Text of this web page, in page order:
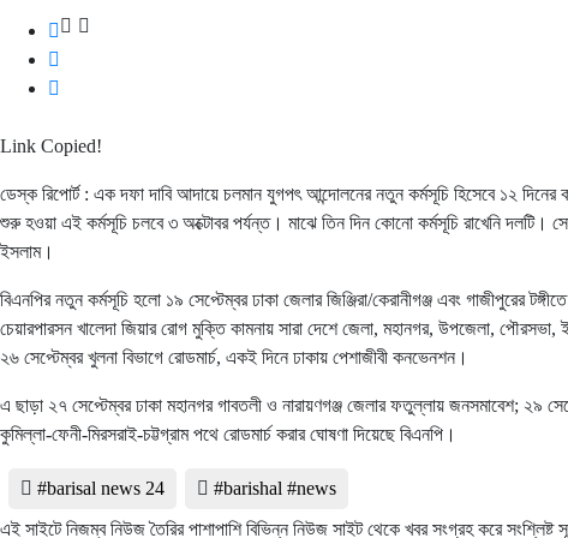
Link Copied!
ডেস্ক রিপোর্ট : এক দফা দাবি আদায়ে চলমান যুগপৎ আন্দোলনের নতুন কর্মসূচি হিসেবে ১২
শুরু হওয়া এই কর্মসূচি চলবে ৩ অক্টোবর পর্যন্ত। মাঝে তিন দিন কোনো কর্মসূচি রাখেনি দলটি।
ইসলাম।
বিএনপির নতুন কর্মসূচি হলো ১৯ সেপ্টেম্বর ঢাকা জেলার জিঞ্জিরা/কেরানীগঞ্জ এবং গাজীপুরের
চেয়ারপারসন খালেদা জিয়ার রোগ মুক্তি কামনায় সারা দেশে জেলা, মহানগর, উপজেলা, পৌরসভা,
২৬ সেপ্টেম্বর খুলনা বিভাগে রোডমার্চ, একই দিনে ঢাকায় পেশাজীবী কনভেনশন।
এ ছাড়া ২৭ সেপ্টেম্বর ঢাকা মহানগর গাবতলী ও নারায়ণগঞ্জ জেলার ফতুল্লায় জনসমাবেশ; ২৯
কুমিল্লা-ফেনী-মিরসরাই-চট্টগ্রাম পথে রোডমার্চ করার ঘোষণা দিয়েছে বিএনপি।
#barisal news 24
#barishal #news
এই সাইটে নিজম্ব নিউজ তৈরির পাশাপাশি বিভিন্ন নিউজ সাইট থেকে খবর সংগ্রহ করে